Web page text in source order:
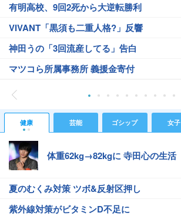
有明高校、9回2死から大逆転勝利
VIVANT「黒須も二重人格?」反響
神田うの「3回流産してる」告白
マツコら所属事務所 義援金寄付
健康 芸能 ゴシップ 女子
体重62kg→82kgに 寺田心の生活
夏のむくみ対策 ツボ&反射区押し
紫外線対策がビタミンD不足に